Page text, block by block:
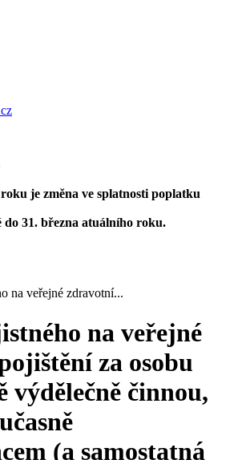
je změna ve splatnosti poplatku
do 31. března atuálního roku.
na veřejné zdravotní...
na veřejné
za osobu
výdělečně činnou,
(a samostatná